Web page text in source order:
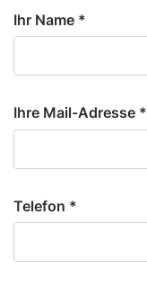
Ihr Name *
Ihre Mail-Adresse *
Telefon *